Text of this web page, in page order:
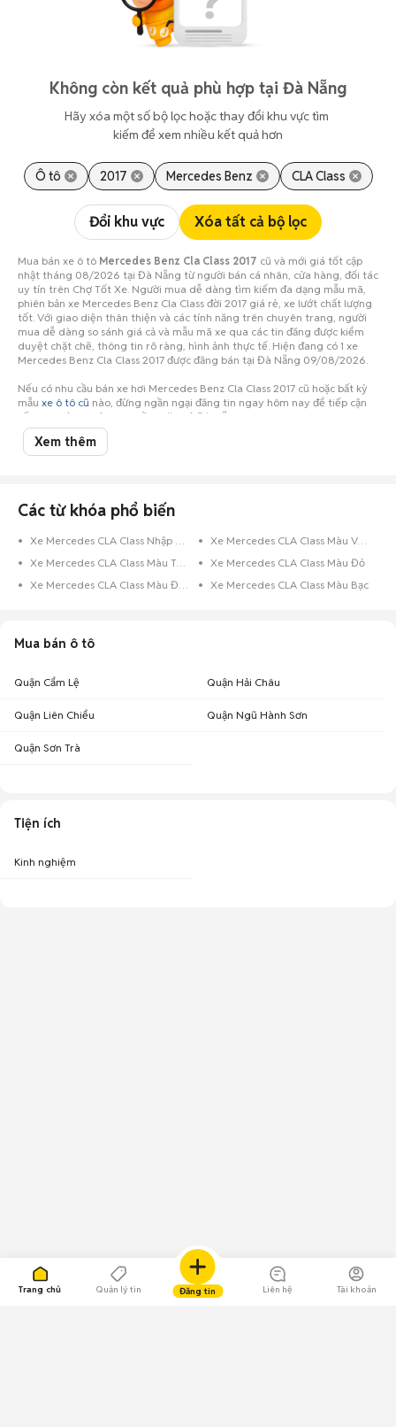
Trang chủ Quản lý tin Đăng tin Liên hệ Tài khoản
Không còn kết quả phù hợp tại Đà Nẵng
Hãy xóa một số bộ lọc hoặc thay đổi khu vực tìm
kiếm để xem nhiều kết quả hơn
Ô tô 2017 Mercedes Benz CLA Class
Đổi khu vực Xóa tất cả bộ lọc
Mua bán xe ô tô Mercedes Benz Cla Class 2017 cũ và mới giá tốt cập
nhật tháng 08/2026 tại Đà Nẵng từ người bán cá nhân, cửa hàng, đối tác
uy tín trên Chợ Tốt Xe. Người mua dễ dàng tìm kiếm đa dạng mẫu mã,
phiên bản xe Mercedes Benz Cla Class đời 2017 giá rẻ, xe lướt chất lượng
tốt. Với giao diện thân thiện và các tính năng trên chuyên trang, người
mua dễ dàng so sánh giá cả và mẫu mã xe qua các tin đăng được kiểm
duyệt chặt chẽ, thông tin rõ ràng, hình ảnh thực tế. Hiện đang có 1 xe
Mercedes Benz Cla Class 2017 được đăng bán tại Đà Nẵng 09/08/2026.
Nếu có nhu cầu bán xe hơi Mercedes Benz Cla Class 2017 cũ hoặc bất kỳ
mẫu xe ô tô cũ nào, đừng ngần ngại đăng tin ngay hôm nay để tiếp cận
số lượng lớn người mua tiềm năng ở Đà Nẵng!
Xem thêm
Các từ khóa phổ biến
Xe Mercedes CLA Class Nhập Khẩu
Xe Mercedes CLA Class Màu Vàng Cát
Xe Mercedes CLA Class Màu Trắng
Xe Mercedes CLA Class Màu Đỏ
Xe Mercedes CLA Class Màu Đen
Xe Mercedes CLA Class Màu Bạc
Mua bán ô tô
Quận Cẩm Lệ Quận Hải Châu
Quận Liên Chiểu Quận Ngũ Hành Sơn
Quận Sơn Trà
Tiện ích
Kinh nghiệm